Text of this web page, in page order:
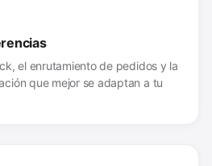
el enrutamiento de pedidos y la
que mejor se adaptan a tu